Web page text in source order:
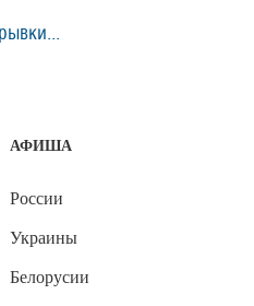
АФИША
России
Украины
Белорусии